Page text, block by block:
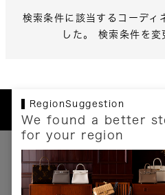
検索条件に該当するコーディ
した。 検索条件を変
RegionSuggestion
We found a better
for your region
お支払いについて
配送について